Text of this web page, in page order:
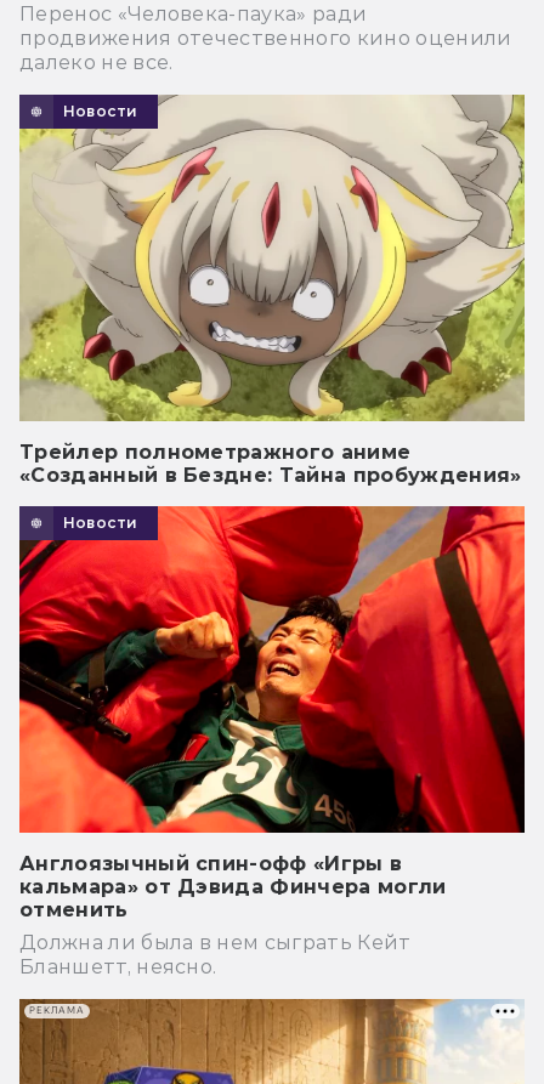
Перенос «Человека-паука» ради
продвижения отечественного кино оценили
далеко не все.
Новости
Трейлер полнометражного аниме
«Созданный в Бездне: Тайна пробуждения»
Новости
Англоязычный спин-офф «Игры в
кальмара» от Дэвида Финчера могли
отменить
Должна ли была в нем сыграть Кейт
Бланшетт, неясно.
РЕКЛАМА